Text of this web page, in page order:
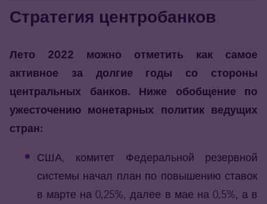
Стратегия центробанков
Лето 2022 можно отметить как самое
активное за долгие годы со стороны
центральных банков. Ниже обобщение по
ужесточению монетарных политик ведущих
стран:
США, комитет Федеральной резервной
системы начал план по повышению ставок
в марте на 0,25%, далее в мае на 0,5%, а в